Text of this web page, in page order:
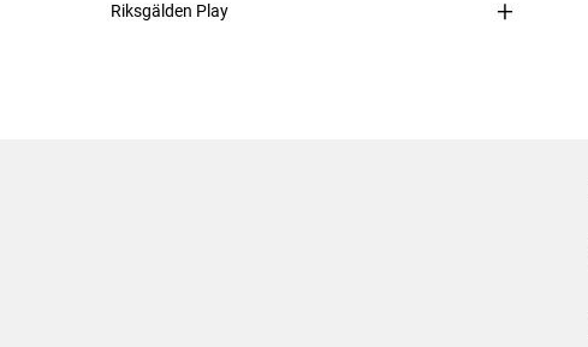
Riksgälden Play